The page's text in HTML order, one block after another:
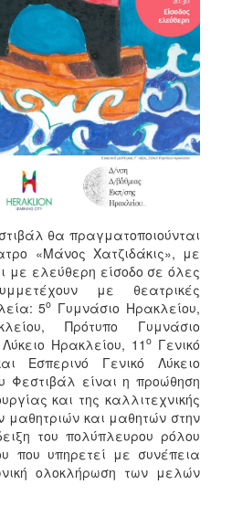
θα πραγματοποιούνται
«Μάνος Χατζιδάκις», με
με ελεύθερη είσοδο σε όλες
με θεατρικές
5ο Γυμνάσιο Ηρακλείου,
Πρότυπο Γυμνάσιο
Λύκειο Ηρακλείου, 11 ο Γενικό
Εσπερινό Γενικό Λύκειο
Φεστιβάλ είναι η προώθηση
και της καλλιτεχνικής
και μαθητών στην
του πολύπλευρου ρόλου
που υπηρετεί με συνέπεια
ολοκλήρωση των μελών